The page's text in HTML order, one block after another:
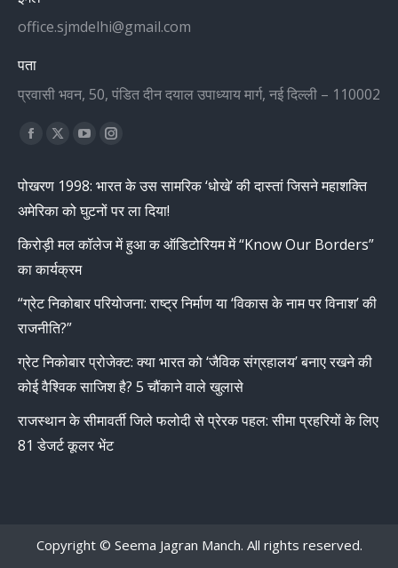
office.sjmdelhi@gmail.com
पता
प्रवासी भवन, 50, पंडित दीन दयाल उपाध्याय मार्ग, नई दिल्ली – 110002
Find us on:
Facebook
opens
in
new
window
X
opens
in
new
window
YouTube
opens
in
new
window
Instagram
opens
in
new
window
पोखरण 1998: भारत के उस सामरिक ‘धोखे’ की दास्तां जिसने महाशक्ति
अमेरिका को घुटनों पर ला दिया!
किरोड़ी मल कॉलेज में हुआ क ऑडिटोरियम में “Know Our Borders”
का कार्यक्रम
“ग्रेट निकोबार परियोजना: राष्ट्र निर्माण या ‘विकास के नाम पर विनाश’ की
राजनीति?”
ग्रेट निकोबार प्रोजेक्ट: क्या भारत को ‘जैविक संग्रहालय’ बनाए रखने की
कोई वैश्विक साजिश है? 5 चौंकाने वाले खुलासे
राजस्थान के सीमावर्ती जिले फलोदी से प्रेरक पहल: सीमा प्रहरियों के लिए
81 डेजर्ट कूलर भेंट
Copyright © Seema Jagran Manch. All rights reserved.